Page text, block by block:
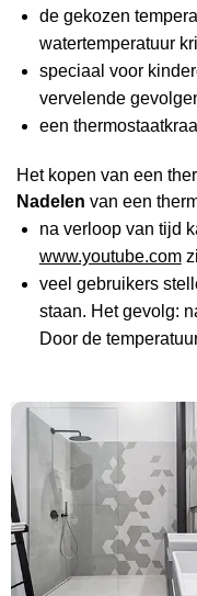
de gekozen
watertemperatuur
speciaal voor
vervelende
een
Het kopen van een
Nadelen van een
na verloop van tijd
www.youtube.com
veel gebruikers
staan. Het gevolg:
Door de